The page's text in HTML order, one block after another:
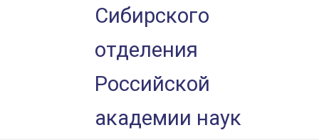
Сибирского
отделения
Российской
академии наук